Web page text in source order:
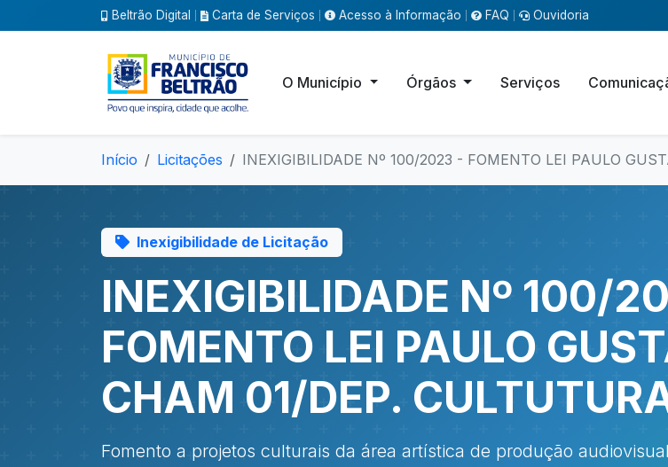
Beltrão Digital Carta de Serviços Acesso à Informação FAQ Ouvidoria
O Município Órgãos Serviços
Início Licitações INEXIGIBILIDADE Nº 100/2023 - FOMENTO LEI PAULO
Inexigibilidade de Licitação
INEXIGIBILIDADE Nº 100/
FOMENTO LEI PAULO
CHAM 01/DEP.
Fomento a projetos culturais da área artística de produção